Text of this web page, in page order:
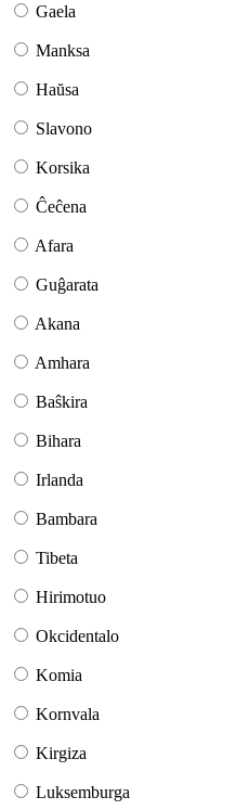
Gaela
Manksa
Haŭsa
Slavono
Korsika
Ĉeĉena
Afara
Guĝarata
Akana
Amhara
Baŝkira
Bihara
Irlanda
Bambara
Tibeta
Hirimotuo
Okcidentalo
Komia
Kornvala
Kirgiza
Luksemburga